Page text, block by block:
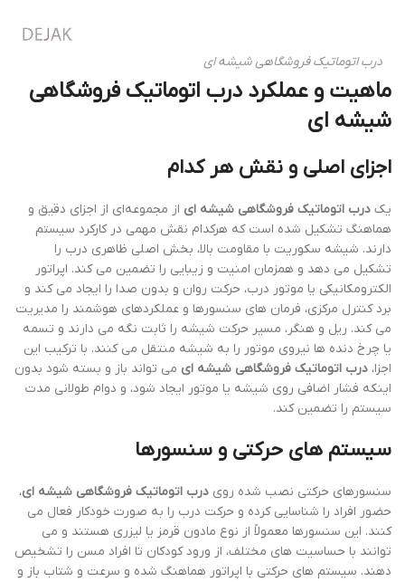
درب اتوماتیک فروشگاهی شیشه ای
ماهیت و عملکرد درب اتوماتیک فروشگاهی
شیشه ای
اجزای اصلی و نقش هر کدام
یک درب اتوماتیک فروشگاهی شیشه ای از مجموعه‌ای از اجزای دقیق و
هماهنگ تشکیل شده است که هرکدام نقش مهمی در کارکرد سیستم
دارند. شیشه سکوریت با مقاومت بالا، بخش اصلی ظاهری درب را
تشکیل می دهد و همزمان امنیت و زیبایی را تضمین می کند. اپراتور
الکترومکانیکی یا موتور درب، حرکت روان و بدون صدا را ایجاد می کند و
برد کنترل مرکزی، فرمان های سنسورها و عملکردهای هوشمند را مدیریت
می کند. ریل و هنگر، مسیر حرکت شیشه را ثابت نگه می دارند و تسمه
یا چرخ دنده ها نیروی موتور را به شیشه منتقل می کنند. با ترکیب این
اجزا، درب اتوماتیک فروشگاهی شیشه ای می تواند باز و بسته شود بدون
اینکه فشار اضافی روی شیشه یا موتور ایجاد شود، و دوام طولانی مدت
سیستم را تضمین کند.
سیستم های حرکتی و سنسورها
سنسورهای حرکتی نصب شده روی درب اتوماتیک فروشگاهی شیشه ای،
حضور افراد را شناسایی کرده و حرکت درب را به صورت خودکار فعال می
کنند. این سنسورها معمولاً از نوع مادون قرمز یا لیزری هستند و می
توانند با حساسیت های مختلف، از ورود کودکان تا افراد مسن را تشخیص
دهند. سیستم های حرکتی با اپراتور هماهنگ شده و سرعت و شتاب باز و